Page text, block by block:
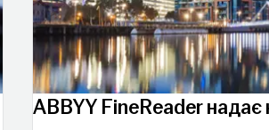
ABBYY FineReader надає